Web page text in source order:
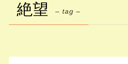
絶望 – tag –